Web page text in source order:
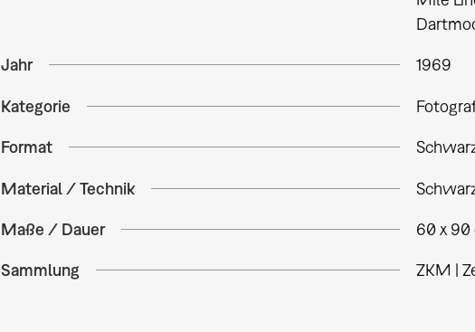
Jahr 1969
Kategorie
Format
Material / Technik
Maße / Dauer 60 x 90
Sammlung ZKM |